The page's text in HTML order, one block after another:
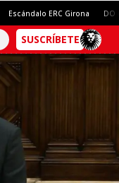
Escándalo ERC Girona DO